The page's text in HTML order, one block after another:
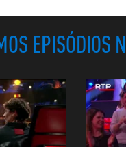
EPISÓDIOS